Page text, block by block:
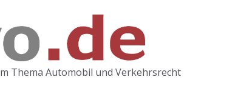
Thema Automobil und Verkehrsrecht